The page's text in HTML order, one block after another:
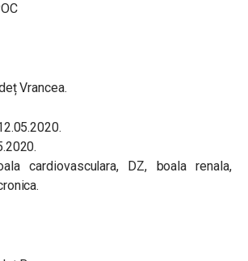
Vrancea.
cardiovasculara, DZ, boala renala,